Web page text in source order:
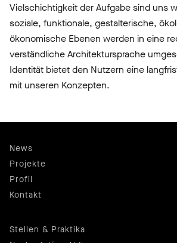
Vielschichtigkeit der Aufgabe sind uns
soziale, funktionale, gestalterische,
ökonomische Ebenen werden in eine
verständliche Architektursprache
Identität bietet den Nutzern eine
mit unseren Konzepten.
News
Projekte
Profil
Kontakt
Stellen & Praktika